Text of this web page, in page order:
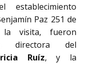
establecimiento
Paz 251 de
la visita, fueron
directora del
Ruíz, y la